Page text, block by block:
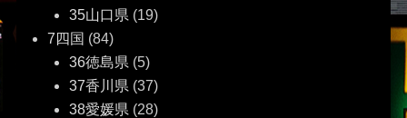
35山口県 (19)
7四国 (84)
36徳島県 (5)
37香川県 (37)
38愛媛県 (28)